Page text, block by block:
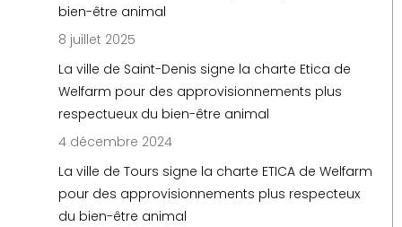
bien-être animal
8 juillet 2025
La ville de Saint-Denis signe la charte Etica de
Welfarm pour des approvisionnements plus
respectueux du bien-être animal
4 décembre 2024
La ville de Tours signe la charte ETICA de Welfarm
pour des approvisionnements plus respecteux
du bien-être animal